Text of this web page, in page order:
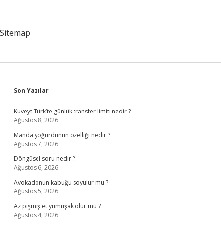
Sitemap
Sidebar
Son Yazılar
Kuveyt Türk’te günlük transfer limiti nedir ?
Ağustos 8, 2026
Manda yoğurdunun özelliği nedir ?
Ağustos 7, 2026
Döngüsel soru nedir ?
Ağustos 6, 2026
Avokadonun kabuğu soyulur mu ?
Ağustos 5, 2026
Az pişmiş et yumuşak olur mu ?
Ağustos 4, 2026